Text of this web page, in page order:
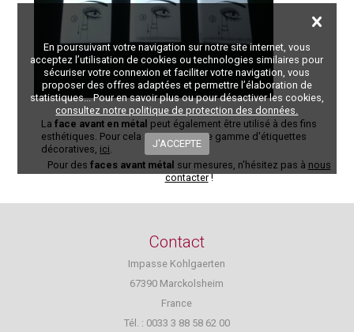
En poursuivant votre navigation sur notre site internet, vous
acceptez l’utilisation de cookies ou technologies similaires pour
sécuriser votre connexion et faciliter votre navigation, vous
proposer des offres adaptées et permettre l’élaboration de
statistiques... Pour en savoir plus ou pour désactiver les cookies,
consultez notre politique de protection des données.
Laface avant en métal peut également être utilisé à des fins
esthétiques. Pour cela retrouvez notre gamme d'étiquettes
décoratives, ici.
Pour des faces avant métal sur mesures, n'hésitez pas à nous
contacter!
Contact
Impasse Kohlgaerten
67390 Marckolsheim
France
Tél. : 0033 3 88 58 62 00